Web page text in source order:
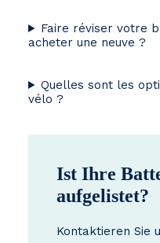
Faire réviser votre
acheter une neuve ?
Quelles sont les
vélo ?
Ist Ihre
aufgelistet?
Kontaktieren Sie